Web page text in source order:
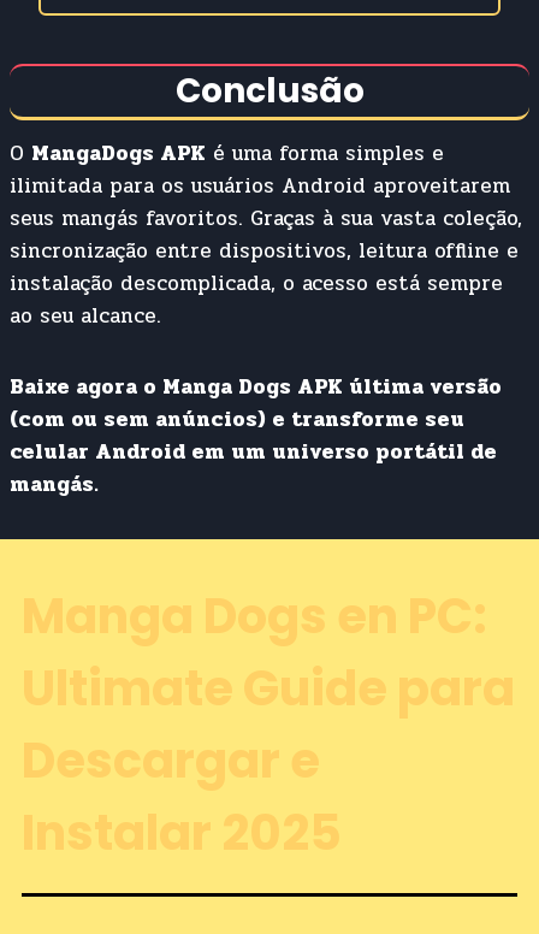
Conclusão
O MangaDogs APK é uma forma simples e
ilimitada para os usuários Android aproveitarem
seus mangás favoritos. Graças à sua vasta coleção,
sincronização entre dispositivos, leitura offline e
instalação descomplicada, o acesso está sempre
ao seu alcance.
Baixe agora o Manga Dogs APK última versão
(com ou sem anúncios) e transforme seu
celular Android em um universo portátil de
mangás.
Manga Dogs en PC:
Ultimate Guide para
Descargar e
Instalar 2025